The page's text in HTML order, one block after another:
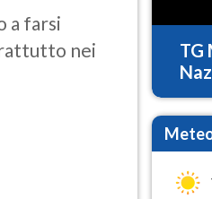
a farsi
nei
TG